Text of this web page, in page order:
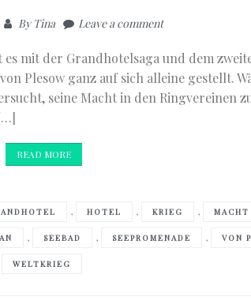
ByTina Leave a comment
mit der Grandhotelsaga und dem
Plesow ganz auf sich alleine gestellt.
seine Macht in den Ringvereinen
READ MORE
, HOTEL , KRIEG , MACHT
, SEEBAD , SEEPROMENADE , VON
WELTKRIEG